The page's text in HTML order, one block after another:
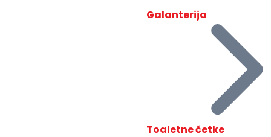
Galanterija
Toaletne četke